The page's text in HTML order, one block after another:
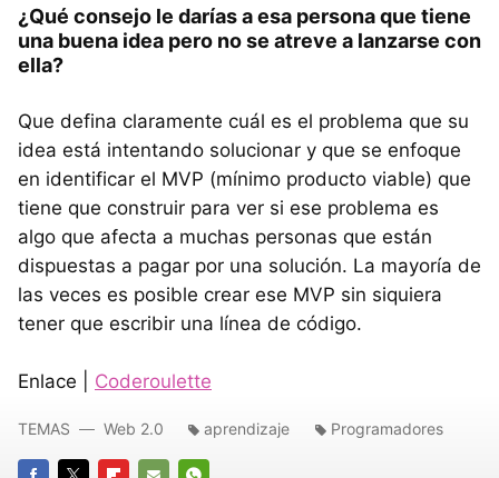
¿Qué consejo le darías a esa persona que tiene
una buena idea pero no se atreve a lanzarse con
ella?
Que defina claramente cuál es el problema que su
idea está intentando solucionar y que se enfoque
en identificar el MVP (mínimo producto viable) que
tiene que construir para ver si ese problema es
algo que afecta a muchas personas que están
dispuestas a pagar por una solución. La mayoría de
las veces es posible crear ese MVP sin siquiera
tener que escribir una línea de código.
Enlace | Coderoulette
TEMAS Web 2.0 aprendizaje Programadores